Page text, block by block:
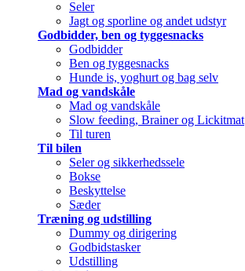
Seler
Jagt og sporline og andet udstyr
Godbidder, ben og tyggesnacks
Godbidder
Ben og tyggesnacks
Hunde is, yoghurt og bag selv
Mad og vandskåle
Mad og vandskåle
Slow feeding, Brainer og Lickitmat
Til turen
Til bilen
Seler og sikkerhedssele
Bokse
Beskyttelse
Sæder
Træning og udstilling
Dummy og dirigering
Godbidstasker
Udstilling